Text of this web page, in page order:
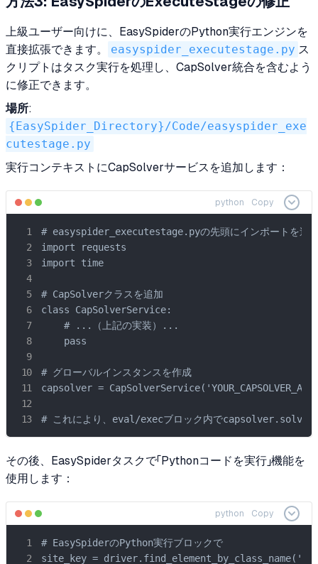
上級ユーザー向けに、EasySpiderのPython実行エンジンを
直接拡張できます。
easyspider_executestage.py ス
クリプトはタスク実行を処理し、CapSolver統合を含むよう
に修正できます。
場所:
{EasySpider_Directory}/Code/easyspider_exe
cutestage.py
実行コンテキストにCapSolverサービスを追加します：
python Copy
# easyspider_executestage.pyの先頭にインポートを追
import requests
import time
# CapSolverクラスを追加
class CapSolverService:
    # ...（上記の実装）...
    pass
# グローバルインスタンスを作成
capsolver =
# これにより、eval/execブロック内で
その後、EasySpiderタスクで「Pythonコードを実行」機能を
使用します：
python Copy
# EasySpiderのPython実行ブロックで
site_key =